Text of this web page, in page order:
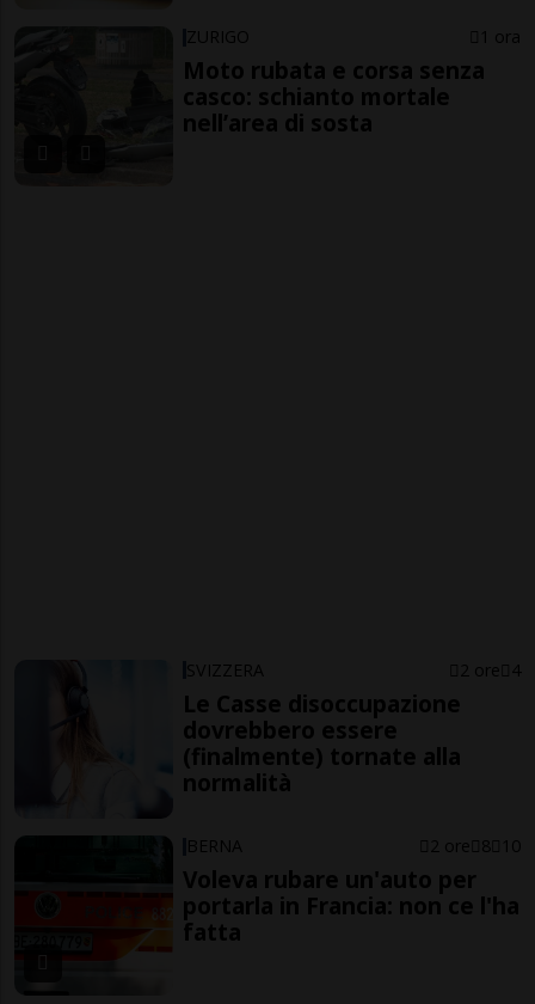
ZURIGO 1 ora
Moto rubata e corsa senza
casco: schianto mortale
nell’area di sosta
SVIZZERA 2 ore 4
Le Casse disoccupazione
dovrebbero essere
(finalmente) tornate alla
normalità
BERNA 2 ore 8 10
Voleva rubare un'auto per
portarla in Francia: non ce l'ha
fatta